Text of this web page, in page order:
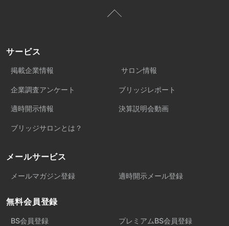
サービス
掲載企業情報 サロン情報
企業調査アンケート ブリッジレポート
適時開示情報 決算説明会動画
ブリッジサロンとは？
メールサービス
メールマガジン登録 適時開示メール登録
無料会員登録
BS会員登録 プレミアムBS会員登録